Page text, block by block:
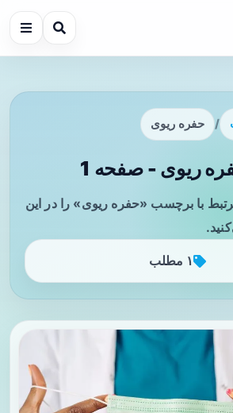
/ حفره ریوی
ریوی - صفحه 1
با برچسب «حفره ریوی» را در این
۱ مطلب